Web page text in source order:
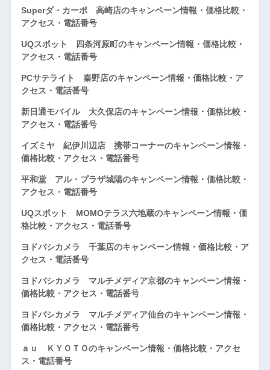
Superダ・カーポ 高崎店のキャンペーン情報・価格比較・
アクセス・電話番号
UQスポット 四条河原町のキャンペーン情報・価格比較・
アクセス・電話番号
PCサテライト 秦野店のキャンペーン情報・価格比較・ア
クセス・電話番号
新日通モバイル 大久保店のキャンペーン情報・価格比較・
アクセス・電話番号
イズミヤ 紀伊川辺店 携帯コーナーのキャンペーン情報・
価格比較・アクセス・電話番号
平和堂 アル・プラザ城陽のキャンペーン情報・価格比較・
アクセス・電話番号
UQスポット MOMOテラス六地蔵のキャンペーン情報・価
格比較・アクセス・電話番号
ヨドバシカメラ 千葉店のキャンペーン情報・価格比較・ア
クセス・電話番号
ヨドバシカメラ マルチメディア京都のキャンペーン情報・
価格比較・アクセス・電話番号
ヨドバシカメラ マルチメディア仙台のキャンペーン情報・
価格比較・アクセス・電話番号
ａｕ ＫＹＯＴＯのキャンペーン情報・価格比較・アクセ
ス・電話番号